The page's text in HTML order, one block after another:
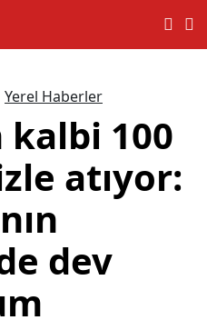
Yerel Haberler
kalbi 100
atıyor:
dev